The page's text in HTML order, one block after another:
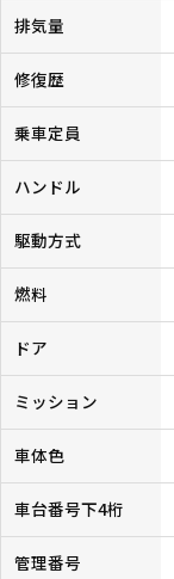
排気量
修復歴
乗車定員
ハンドル
駆動方式
燃料
ドア
ミッション
車体色
車台番号下4桁
管理番号